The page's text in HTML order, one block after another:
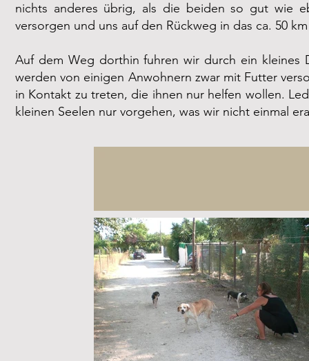
nichts anderes übrig, als die beiden so gut wie
versorgen und uns auf den Rückweg in das ca. 50
Auf dem Weg dorthin fuhren wir durch ein kleines
werden von einigen Anwohnern zwar mit Futter
in Kontakt zu treten, die ihnen nur helfen wollen.
kleinen Seelen nur vorgehen, was wir nicht einmal